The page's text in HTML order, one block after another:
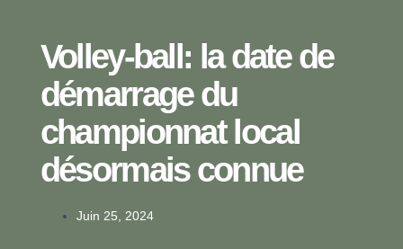
Volley-ball: la date de
démarrage du
championnat local
désormais connue
Juin 25, 2024